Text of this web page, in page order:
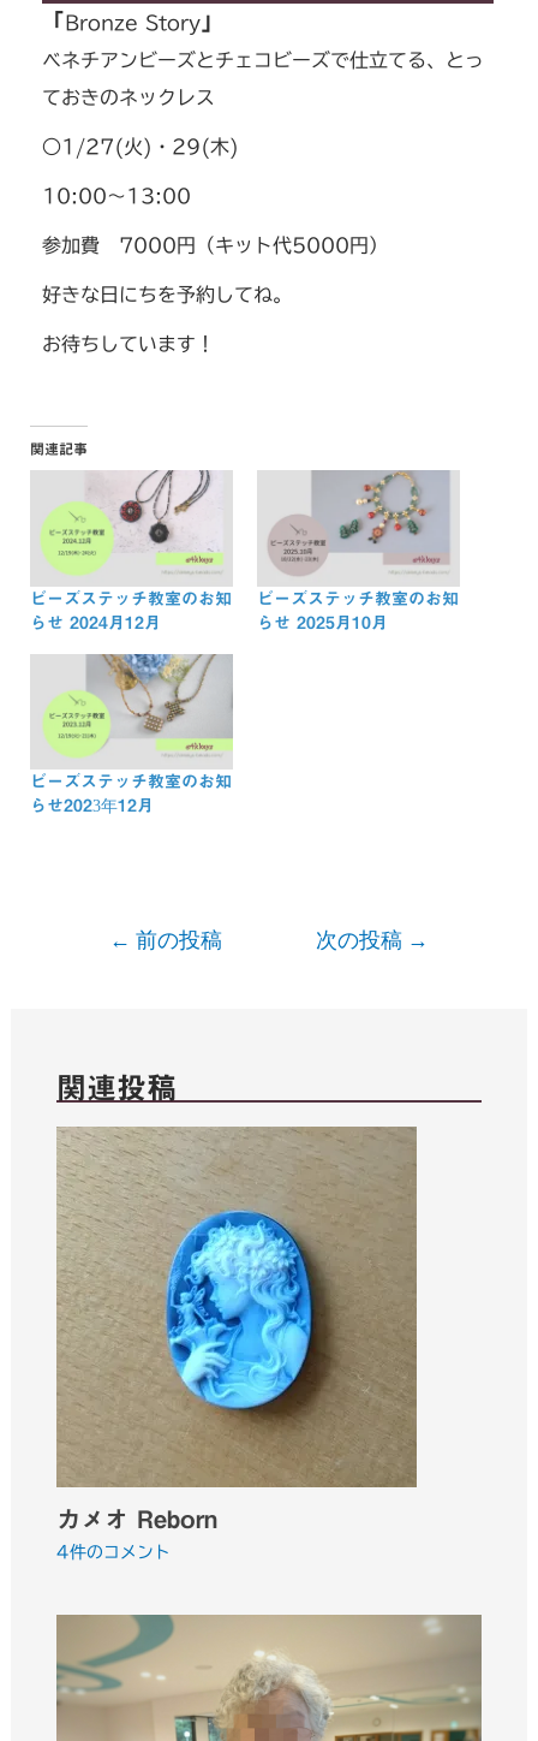
「 Bronze Story」
ベネチアンビーズとチェコビーズで仕立てる、とっ
ておきのネックレス
○1/27(火) ・29(木)
10:00～13:00
参加費 7000円（キット代5000円）
好きな日にちを予約してね。
お待ちしています！
関連記事
ビーズステッチ教室のお知
らせ 2024月12月
ビーズステッチ教室のお知
らせ 2025月10月
ビーズステッチ教室のお知
らせ2023年12月
← 前の投稿 次の投稿 →
関連投稿
カメオ Reborn
4件のコメント